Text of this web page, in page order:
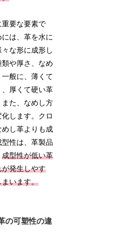
要な要素で
は、革を水に
な形に成形し
や厚さ、なめ
般に、薄くて
厚くて硬い革
た、なめし方
します。クロ
し革よりも成
性は、革製品
成型性が低い革
発生しやす
います。
の可塑性の違